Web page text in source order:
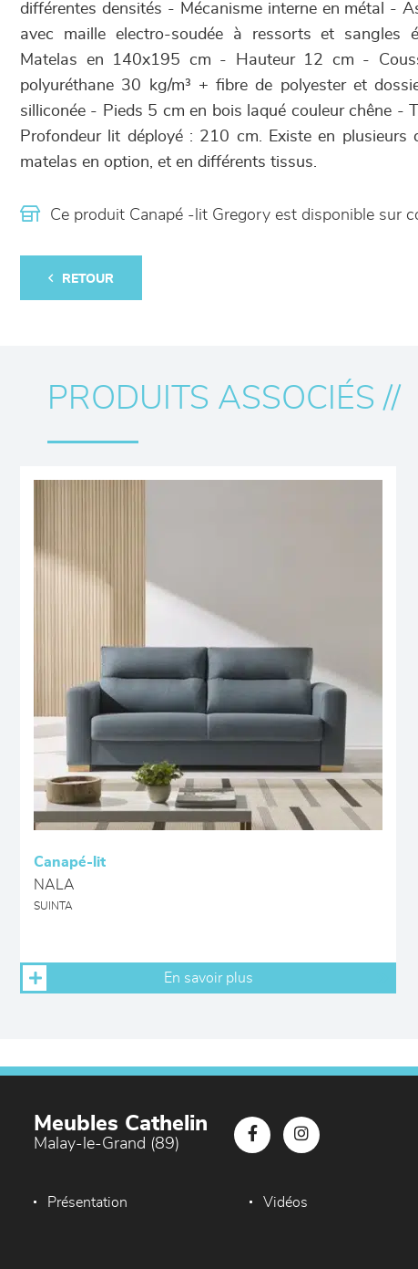
différentes densités - Mécanisme interne en métal -
avec maille electro-soudée à ressorts et sangles
Matelas en 140x195 cm - Hauteur 12 cm -
polyuréthane 30 kg/m³ + fibre de polyester et
silliconée - Pieds 5 cm en bois laqué couleur chêne -
Profondeur lit déployé : 210 cm. Existe en plusieurs
matelas en option, et en différents tissus.
Ce produit Canapé -lit Gregory est disponible sur
RETOUR
PRODUITS ASSOCIÉS //
Canapé-lit
NALA
SUINTA
En savoir plus
Meubles Cathelin
Malay-le-Grand (89)
Présentation Vidéos